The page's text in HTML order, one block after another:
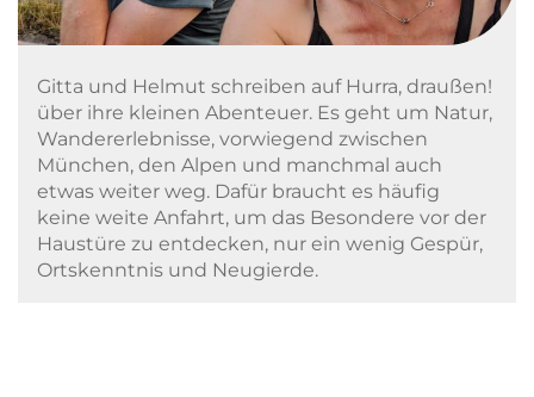
Gitta und Helmut schreiben auf Hurra, draußen!
über ihre kleinen Abenteuer. Es geht um Natur,
Wandererlebnisse, vorwiegend zwischen
München, den Alpen und manchmal auch
etwas weiter weg. Dafür braucht es häufig
keine weite Anfahrt, um das Besondere vor der
Haustüre zu entdecken, nur ein wenig Gespür,
Ortskenntnis und Neugierde.